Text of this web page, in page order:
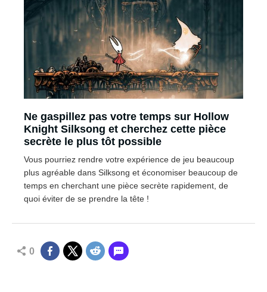
Ne gaspillez pas votre temps sur Hollow
Knight Silksong et cherchez cette pièce
secrète le plus tôt possible
Vous pourriez rendre votre expérience de jeu beaucoup
plus agréable dans Silksong et économiser beaucoup de
temps en cherchant une pièce secrète rapidement, de
quoi éviter de se prendre la tête !
0